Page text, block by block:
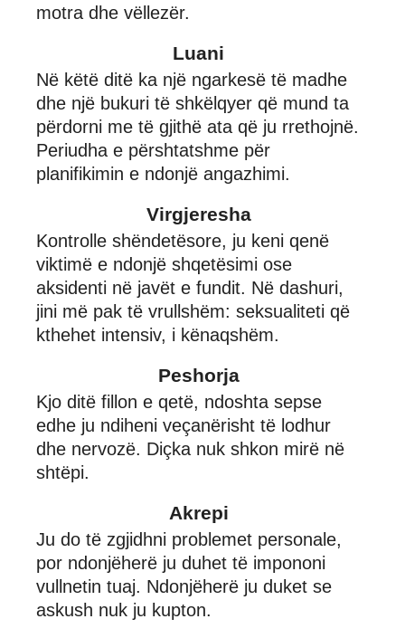
motra dhe vëllezër.
Luani
Në këtë ditë ka një ngarkesë të madhe
dhe një bukuri të shkëlqyer që mund ta
përdorni me të gjithë ata që ju rrethojnë.
Periudha e përshtatshme për
planifikimin e ndonjë angazhimi.
Virgjeresha
Kontrolle shëndetësore, ju keni qenë
viktimë e ndonjë shqetësimi ose
aksidenti në javët e fundit. Në dashuri,
jini më pak të vrullshëm: seksualiteti që
kthehet intensiv, i kënaqshëm.
Peshorja
Kjo ditë fillon e qetë, ndoshta sepse
edhe ju ndiheni veçanërisht të lodhur
dhe nervozë. Diçka nuk shkon mirë në
shtëpi.
Akrepi
Ju do të zgjidhni problemet personale,
por ndonjëherë ju duhet të impononi
vullnetin tuaj. Ndonjëherë ju duket se
askush nuk ju kupton.